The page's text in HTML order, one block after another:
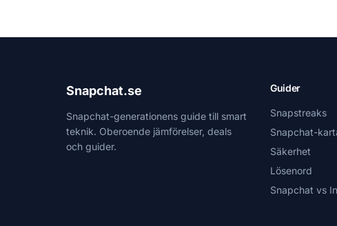
Snapchat.se
Snapchat-generationens guide till smart
teknik. Oberoende jämförelser, deals
och guider.
Guider
Snapstreaks
Snapchat-
Säkerhet
Lösenord
Snapchat vs